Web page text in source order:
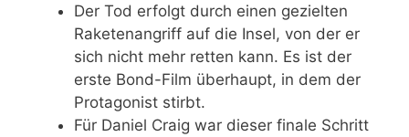
Der Tod erfolgt durch einen gezielten
Raketenangriff auf die Insel, von der er
sich nicht mehr retten kann. Es ist der
erste Bond-Film überhaupt, in dem der
Protagonist stirbt.
Für Daniel Craig war dieser finale Schritt